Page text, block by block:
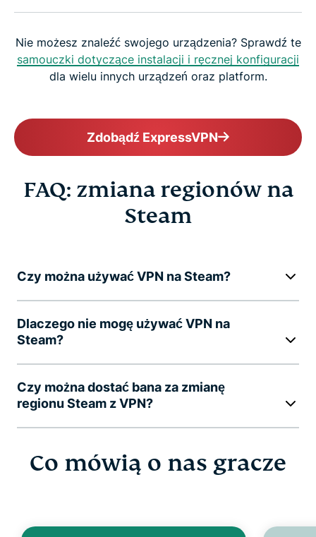
Nie możesz znaleźć swojego urządzenia? Sprawdź te
samouczki dotyczące instalacji i ręcznej konfiguracji
dla wielu innych urządzeń oraz platform.
Zdobądź ExpressVPN
FAQ: zmiana regionów na
Steam
Czy można używać VPN na Steam?
Dlaczego nie mogę używać VPN na
Steam?
Czy można dostać bana za zmianę
regionu Steam z VPN?
Co mówią o nas gracze